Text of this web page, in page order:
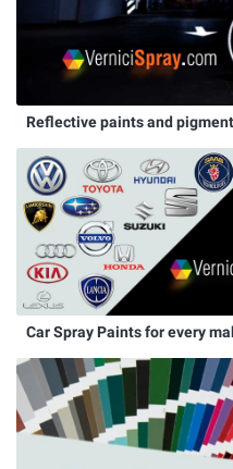
Reflective paints and
Car Spray Paints for every